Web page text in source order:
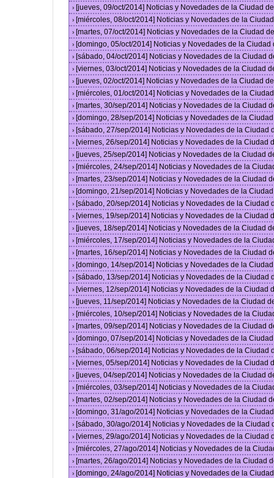
› [jueves, 09/oct/2014] Noticias y Novedades de la Ciudad
› [miércoles, 08/oct/2014] Noticias y Novedades de la
› [martes, 07/oct/2014] Noticias y Novedades de la Ciudad
› [domingo, 05/oct/2014] Noticias y Novedades de la
› [sábado, 04/oct/2014] Noticias y Novedades de la Ciudad
› [viernes, 03/oct/2014] Noticias y Novedades de la Ciudad
› [jueves, 02/oct/2014] Noticias y Novedades de la Ciudad
› [miércoles, 01/oct/2014] Noticias y Novedades de la
› [martes, 30/sep/2014] Noticias y Novedades de la Ciudad
› [domingo, 28/sep/2014] Noticias y Novedades de la
› [sábado, 27/sep/2014] Noticias y Novedades de la Ciudad
› [viernes, 26/sep/2014] Noticias y Novedades de la Ciudad
› [jueves, 25/sep/2014] Noticias y Novedades de la Ciudad
› [miércoles, 24/sep/2014] Noticias y Novedades de la
› [martes, 23/sep/2014] Noticias y Novedades de la Ciudad
› [domingo, 21/sep/2014] Noticias y Novedades de la
› [sábado, 20/sep/2014] Noticias y Novedades de la Ciudad
› [viernes, 19/sep/2014] Noticias y Novedades de la Ciudad
› [jueves, 18/sep/2014] Noticias y Novedades de la Ciudad
› [miércoles, 17/sep/2014] Noticias y Novedades de la
› [martes, 16/sep/2014] Noticias y Novedades de la Ciudad
› [domingo, 14/sep/2014] Noticias y Novedades de la
› [sábado, 13/sep/2014] Noticias y Novedades de la Ciudad
› [viernes, 12/sep/2014] Noticias y Novedades de la Ciudad
› [jueves, 11/sep/2014] Noticias y Novedades de la Ciudad
› [miércoles, 10/sep/2014] Noticias y Novedades de la
› [martes, 09/sep/2014] Noticias y Novedades de la Ciudad
› [domingo, 07/sep/2014] Noticias y Novedades de la
› [sábado, 06/sep/2014] Noticias y Novedades de la Ciudad
› [viernes, 05/sep/2014] Noticias y Novedades de la Ciudad
› [jueves, 04/sep/2014] Noticias y Novedades de la Ciudad
› [miércoles, 03/sep/2014] Noticias y Novedades de la
› [martes, 02/sep/2014] Noticias y Novedades de la Ciudad
› [domingo, 31/ago/2014] Noticias y Novedades de la
› [sábado, 30/ago/2014] Noticias y Novedades de la Ciudad
› [viernes, 29/ago/2014] Noticias y Novedades de la Ciudad
› [miércoles, 27/ago/2014] Noticias y Novedades de la
› [martes, 26/ago/2014] Noticias y Novedades de la Ciudad
› [domingo, 24/ago/2014] Noticias y Novedades de la